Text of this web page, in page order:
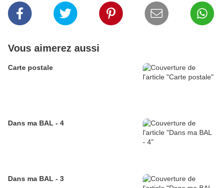
Vous aimerez aussi
Carte postale
Dans ma BAL - 4
Dans ma BAL - 3